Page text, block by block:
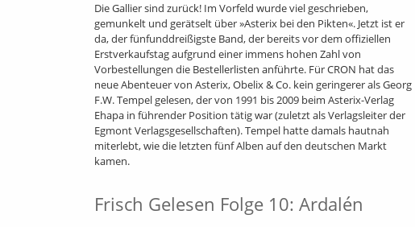
Die Gallier sind zurück! Im Vorfeld wurde viel geschrieben,
gemunkelt und gerätselt über »Asterix bei den Pikten«. Jetzt ist er
da, der fünfunddreißigste Band, der bereits vor dem offiziellen
Erstverkaufstag aufgrund einer immens hohen Zahl von
Vorbestellungen die Bestellerlisten anführte. Für CRON hat das
neue Abenteuer von Asterix, Obelix & Co. kein geringerer als Georg
F.W. Tempel gelesen, der von 1991 bis 2009 beim Asterix-Verlag
Ehapa in führender Position tätig war (zuletzt als Verlagsleiter der
Egmont Verlagsgesellschaften). Tempel hatte damals hautnah
miterlebt, wie die letzten fünf Alben auf den deutschen Markt
kamen.
Frisch Gelesen Folge 10: Ardalén